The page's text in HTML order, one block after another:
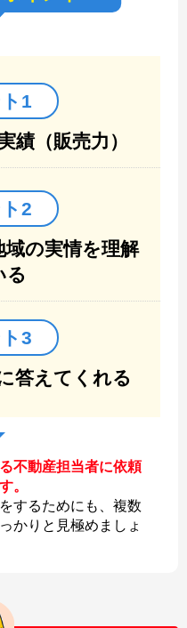
1
績（販売力）
2
の実情を理解
る
3
答えてくれる
不動産担当者に依頼
。
するためにも、複数
かりと見極めましょ